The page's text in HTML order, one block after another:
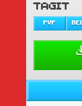
TAGIT
PVP